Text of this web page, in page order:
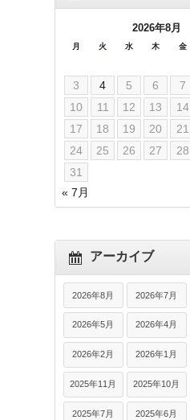
2026年8月
月 火 水 木 金
3
4 5 6 7
10
11 12 13 14
17
18 19 20 21
24
25 26 27 28
31
« 7月
アーカイブ
2026年8月 2026年7月
2026年5月 2026年4月
2026年2月 2026年1月
2025年11月 2025年10月
2025年7月 2025年6月